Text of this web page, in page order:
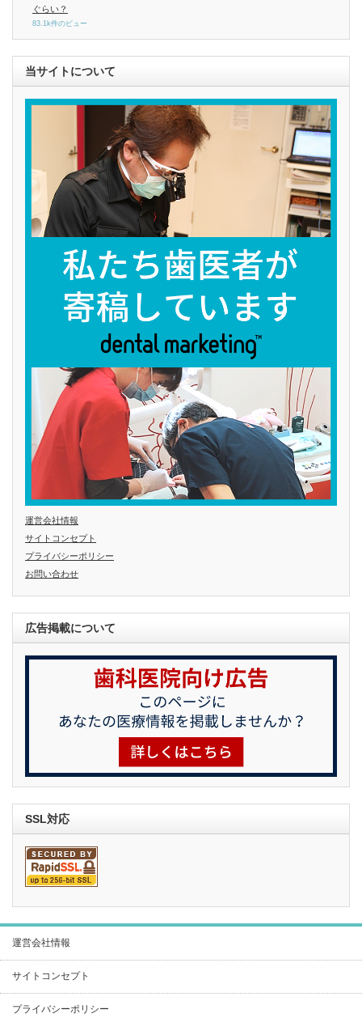
ぐらい？
83.1k件のビュー
当サイトについて
運営会社情報
サイトコンセプト
プライバシーポリシー
お問い合わせ
広告掲載について
SSL対応
運営会社情報
サイトコンセプト
プライバシーポリシー